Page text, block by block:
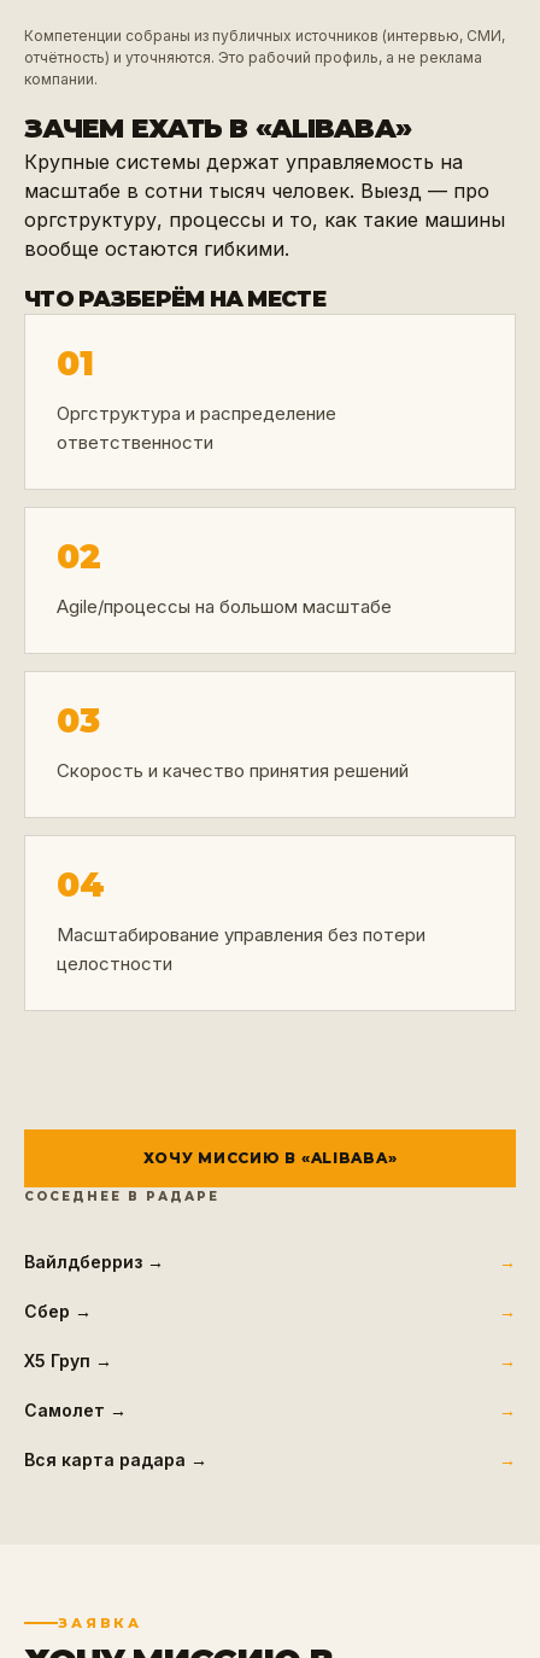
Компетенции собраны из публичных источников (интервью, СМИ,
отчётность) и уточняются. Это рабочий профиль, а не реклама
компании.
ЗАЧЕМ ЕХАТЬ В «ALIBABA»
Крупные системы держат управляемость на
масштабе в сотни тысяч человек. Выезд — про
оргструктуру, процессы и то, как такие машины
вообще остаются гибкими.
ЧТО РАЗБЕРЁМ НА МЕСТЕ
01
Оргструктура и распределение
ответственности
02
Agile/процессы на большом масштабе
03
Скорость и качество принятия решений
04
Масштабирование управления без потери
целостности
ХОЧУ МИССИЮ В «ALIBABA»
СОСЕДНЕЕ В РАДАРЕ
Вайлдберриз →
Сбер →
Х5 Груп →
Самолет →
Вся карта радара →
ЗАЯВКА